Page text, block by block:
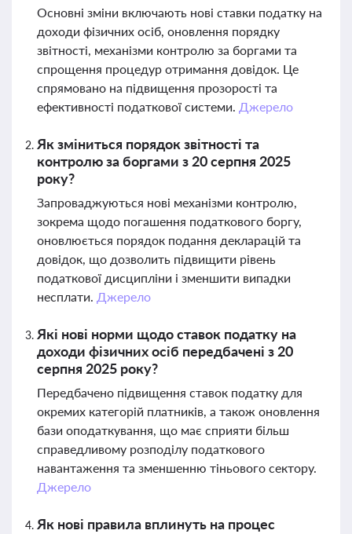
Основні зміни включають нові ставки податку на
доходи фізичних осіб, оновлення порядку
звітності, механізми контролю за боргами та
спрощення процедур отримання довідок. Це
спрямовано на підвищення прозорості та
ефективності податкової системи. Джерело
Як зміниться порядок звітності та
контролю за боргами з 20 серпня 2025
року?
Запроваджуються нові механізми контролю,
зокрема щодо погашення податкового боргу,
оновлюється порядок подання декларацій та
довідок, що дозволить підвищити рівень
податкової дисципліни і зменшити випадки
несплати. Джерело
Які нові норми щодо ставок податку на
доходи фізичних осіб передбачені з 20
серпня 2025 року?
Передбачено підвищення ставок податку для
окремих категорій платників, а також оновлення
бази оподаткування, що має сприяти більш
справедливому розподілу податкового
навантаження та зменшенню тіньового сектору.
Джерело
Як нові правила вплинуть на процес